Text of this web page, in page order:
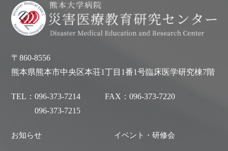
〒860-8556
熊本県熊本市中央区本荘1丁目1番1号臨床医学研究棟7階
TEL：096-373-7214
096-373-7215
FAX：096-373-7220
お知らせ イベント・研修会